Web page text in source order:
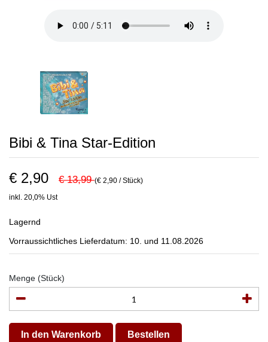
Bibi & Tina Star-Edition
€ 2,90 € 13,99(€ 2,90 / Stück)
inkl. 20,0% Ust
Lagernd
Vorraussichtliches Lieferdatum: 10. und 11.08.2026
Menge (Stück)
In den Warenkorb Bestellen